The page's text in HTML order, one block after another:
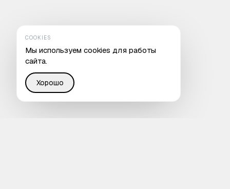
COOKIES
Мы используем cookies для работы
сайта.
Хорошо